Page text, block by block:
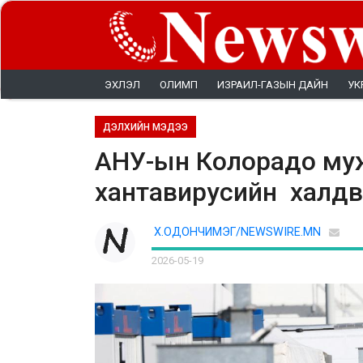
ЭХЛЭЛ ОЛИМП ИЗРАИЛ-ГАЗЫН ДАЙН
ДЭЛХИЙН МЭДЭЭ
АНУ-ын Колорадо
хантавирусийн
Х.ОДОНЧИМЭГ/NEWSWIRE.MN
2026-05-19